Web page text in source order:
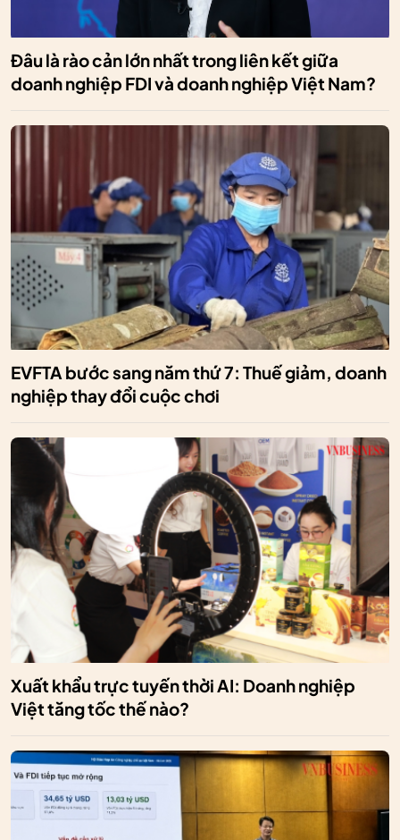
Đâu là rào cản lớn nhất trong liên kết giữa
doanh nghiệp FDI và doanh nghiệp Việt Nam?
EVFTA bước sang năm thứ 7: Thuế giảm, doanh
nghiệp thay đổi cuộc chơi
Xuất khẩu trực tuyến thời AI: Doanh nghiệp
Việt tăng tốc thế nào?